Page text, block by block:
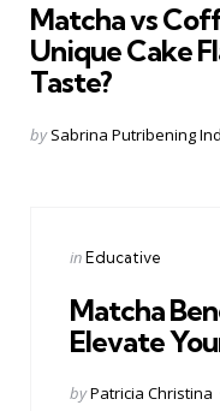
Matcha vs
Unique Cake
Taste?
Posted
by Sabrina Putribening
Categories
Posted
inEducative
Matcha
Elevate
Posted
byPatricia Christina